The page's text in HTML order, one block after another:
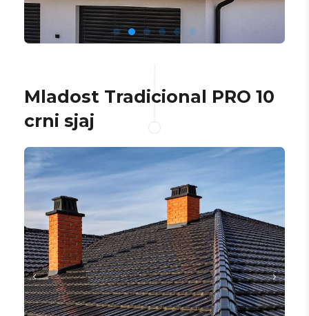
Mladost Tradicional PRO 10
crni sjaj